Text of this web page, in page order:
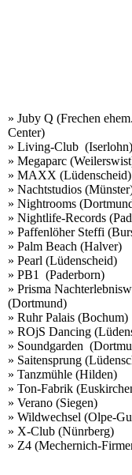
» Juby Q (Frechen
Center)
» Living-Club
» Megaparc
» MAXX (Lüdenscheid)
» Nachtstudios
» Nightrooms
» Nightlife-Records
» Paffenlöher Steffi
» Palm Beach (Halver)
» Pearl (Lüdenscheid)
» PB1 (Paderborn)
» Prisma
(Dortmund)
» Ruhr Palais (Bochum)
» ROjS Dancing
» Soundgarden
» Saitensprung
» Tanzmühle (Hilden)
» Ton-Fabrik
» Verano (Siegen)
» Wildwechsel (Olpe-
» X-Club (Nünrberg)
» Z4 (Mechernich-